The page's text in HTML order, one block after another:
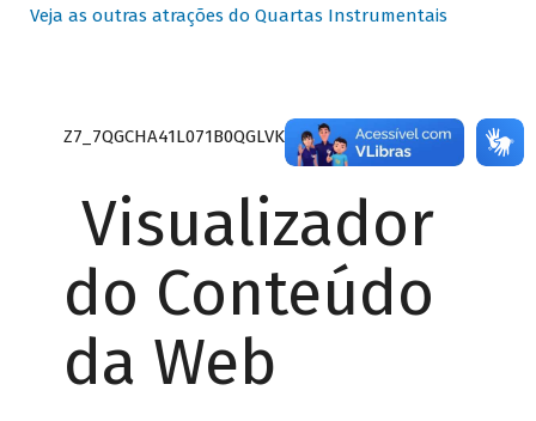
Veja as outras atrações do Quartas Instrumentais
Z7_7QGCHA41L071B0QGLVK8P22GJ7
Visualizador
do Conteúdo
da Web